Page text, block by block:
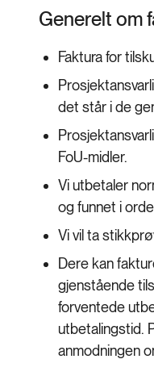
Generelt om
Faktura for
det står i de
FoU-midler.
Vi utbetaler
og funnet i
Vi vil ta
Dere kan
gjenstående
forventede
utbetalingstid.
anmodningen